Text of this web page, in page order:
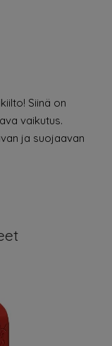
Siinä on
vaikutus.
ja suojaavan